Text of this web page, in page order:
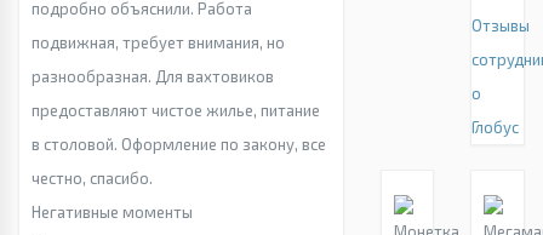
подробно объяснили. Работа
подвижная, требует внимания, но
разнообразная. Для вахтовиков
предоставляют чистое жилье, питание
в столовой. Оформление по закону, все
честно, спасибо.
Негативные моменты
Отзывы
о
Глобус